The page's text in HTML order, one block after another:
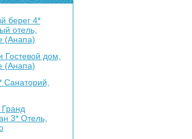
берег 4*
отель,
(Анапа)
Гостевой дом,
(Анапа)
Санаторий,
3* Отель,